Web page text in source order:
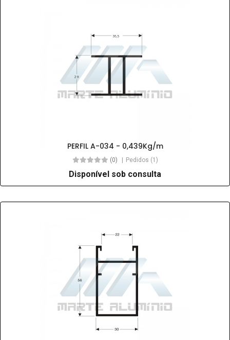
PERFIL A-034 - 0,439Kg/m
(0) Pedidos (1)
Disponível sob consulta